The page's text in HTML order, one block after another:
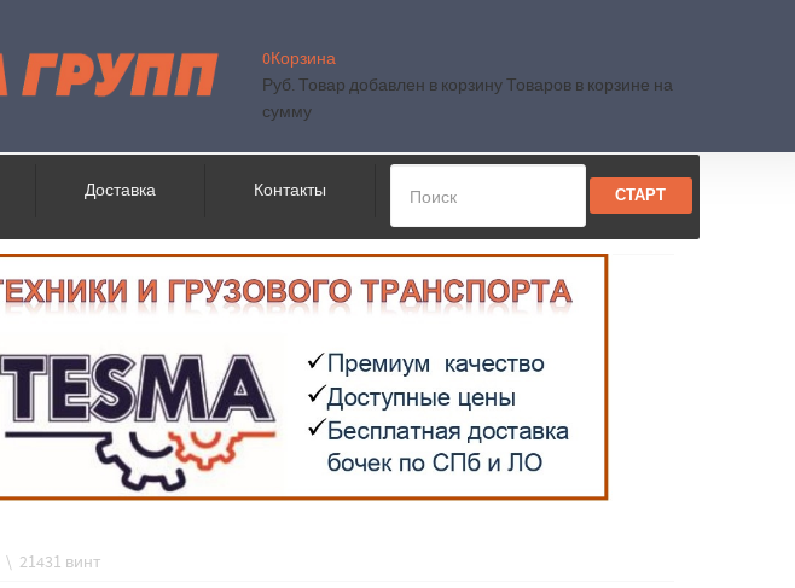
0Корзина
Руб. Товар добавлен в корзину Товаров в корзине на
сумму
Доставка Контакты
\ 21431 винт